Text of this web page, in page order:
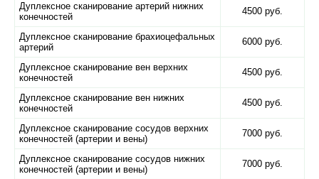
Дуплексное сканирование артерий нижних
конечностей
4500 руб.
Дуплексное сканирование брахиоцефальных
артерий
6000 руб.
Дуплексное сканирование вен верхних
конечностей
4500 руб.
Дуплексное сканирование вен нижних
конечностей
4500 руб.
Дуплексное сканирование сосудов верхних
конечностей (артерии и вены)
7000 руб.
Дуплексное сканирование сосудов нижних
конечностей (артерии и вены)
7000 руб.